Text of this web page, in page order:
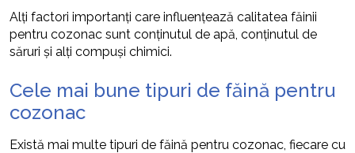
Alți factori importanți care influențează calitatea făinii
pentru cozonac sunt conținutul de apă, conținutul de
săruri și alți compuși chimici.
Cele mai bune tipuri de făină pentru
cozonac
Există mai multe tipuri de făină pentru cozonac, fiecare cu